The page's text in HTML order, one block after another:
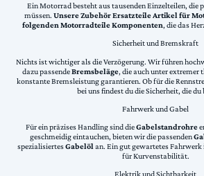
Ein Motorrad besteht aus tausenden Einzelteilen, die
müssen. Unsere Zubehör Ersatzteile Artikel für
folgenden Motorradteile Komponenten, die das
Sicherheit und Bremskraft
Nichts ist wichtiger als die Verzögerung. Wir führen
dazu passendeBremsbeläge, die auch unter extremer
konstante Bremsleistung garantieren. Ob für die
bei uns findest du die Sicherheit, die du
Fahrwerk und Gabel
Für ein präzises Handling sind dieGabelstandrohre
geschmeidig eintauchen, bieten wir die passenden
spezialisiertesGabelölan. Ein gut gewartetes
für Kurvenstabilität.